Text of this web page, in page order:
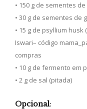
• 150 g de sementes
• 30 g de sementes de
• 15 g de psyllium
Iswari– código
compras
• 10 g de fermento em
• 2 g de sal (pitada)
Opcional: